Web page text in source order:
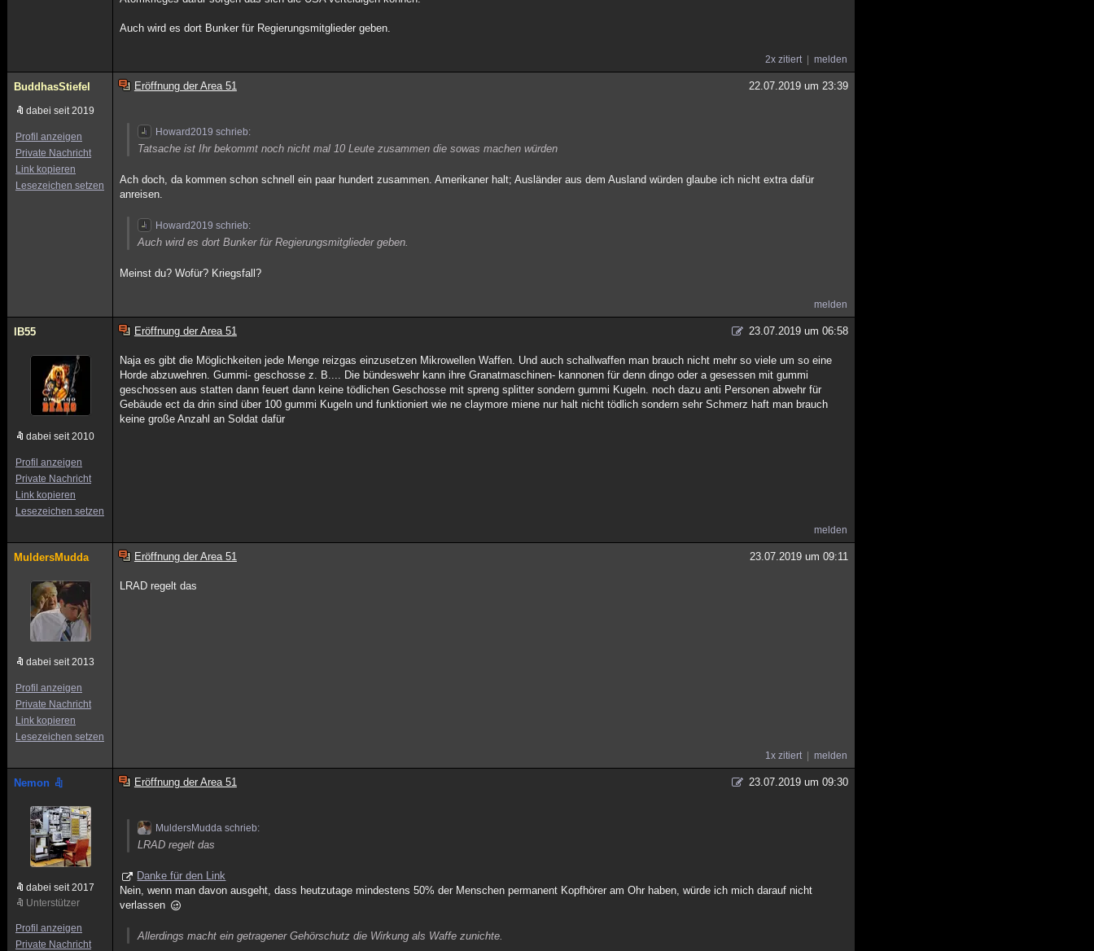
Auch wird es dort Bunker für Regierungsmitglieder geben.
2x zitiert melden
BuddhasStiefel
dabei seit 2019
Profil anzeigen
Private Nachricht
Link kopieren
Lesezeichen setzen
Eröffnung der Area 51 22.07.2019 um 23:39
Howard2019 schrieb:
Tatsache ist Ihr bekommt noch nicht mal 10 Leute zusammen die sowas machen würden
Ach doch, da kommen schon schnell ein paar hundert zusammen. Amerikaner halt; Ausländer aus dem Ausland würden glaube ich nicht extra dafür
anreisen.
Howard2019 schrieb:
Auch wird es dort Bunker für Regierungsmitglieder geben.
Meinst du? Wofür? Kriegsfall?
melden
lB55
dabei seit 2010
Profil anzeigen
Private Nachricht
Link kopieren
Lesezeichen setzen
Eröffnung der Area 51 23.07.2019 um 06:58
Naja es gibt die Möglichkeiten jede Menge reizgas einzusetzen Mikrowellen Waffen. Und auch schallwaffen man brauch nicht mehr so viele um so eine
Horde abzuwehren. Gummi- geschosse z. B.... Die bündeswehr kann ihre Granatmaschinen- kannonen für denn dingo oder a gesessen mit gummi
geschossen aus statten dann feuert dann keine tödlichen Geschosse mit spreng splitter sondern gummi Kugeln. noch dazu anti Personen abwehr für
Gebäude ect da drin sind über 100 gummi Kugeln und funktioniert wie ne claymore miene nur halt nicht tödlich sondern sehr Schmerz haft man brauch
keine große Anzahl an Soldat dafür
melden
MuldersMudda
dabei seit 2013
Profil anzeigen
Private Nachricht
Link kopieren
Lesezeichen setzen
Eröffnung der Area 51 23.07.2019 um 09:11
LRAD regelt das
1x zitiert melden
Nemon
dabei seit 2017
Unterstützer
Profil anzeigen
Private Nachricht
Eröffnung der Area 51 23.07.2019 um 09:30
MuldersMudda schrieb:
LRAD regelt das
Danke für den Link
Nein, wenn man davon ausgeht, dass heutzutage mindestens 50% der Menschen permanent Kopfhörer am Ohr haben, würde ich mich darauf nicht
verlassen
Allerdings macht ein getragener Gehörschutz die Wirkung als Waffe zunichte.